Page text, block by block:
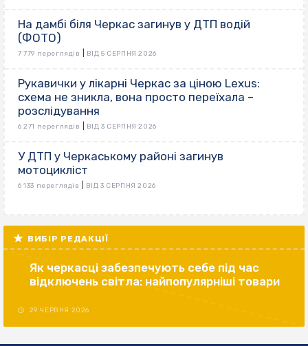
На дамбі біля Черкас загинув у ДТП водій
(ФОТО)
7 779 переглядів ВІД 5 СЕРПНЯ 2026
Рукавички у лікарні Черкас за ціною Lexus:
схема не зникла, вона просто переїхала –
розслідування
6 271 переглядів ВІД 3 СЕРПНЯ 2026
У ДТП у Черкаському районі загинув
мотоцикліст
6 133 переглядів ВІД 3 СЕРПНЯ 2026
ВИБІР РЕДАКЦІЇ
Як черкасці забезпечують себе під час
відключень світла: найпопулярніші товари
29 ЧЕРВНЯ 2026